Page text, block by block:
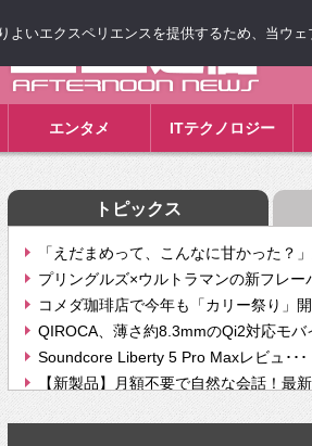
エンタメ ITテクノロジー
トピックス
「えだまめって、こんなに甘かった？
プリングルズ×ウルトラマンの新フレー
コメダ珈琲店で今年も「カリー祭り」
QIROCA、薄さ約8.3mmのQi2対応モバ
Soundcore Liberty 5 Pro Maxレビュ･･･
【新製品】月額不要で自然な会話！最
【次世代の没入感と生産性】VITURE
よいエクスペリエンスを提供するため、当ウ